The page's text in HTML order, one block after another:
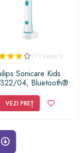
(73 voturi)
Sonicare Kids
04, Bluetooth®
de periere, Numar de
minut 62000,
VEZI PREȚ